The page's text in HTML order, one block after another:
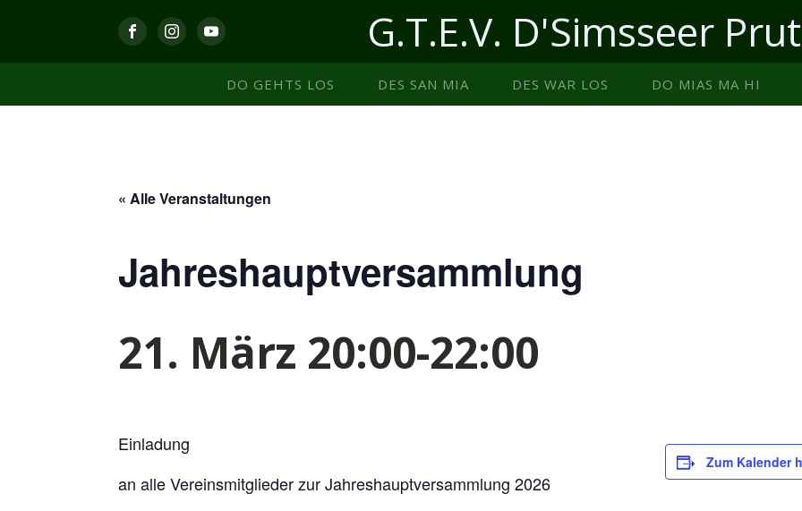
G.T.E.V. D'Simsseer
DO GEHTS LOS DES SAN MIA DES WAR LOS DO MIAS MA HI
« Alle Veranstaltungen
Jahreshauptversammlung
21. März 20:00-22:00
Einladung
an alle Vereinsmitglieder zur Jahreshauptversammlung 2026
Zum Kalender